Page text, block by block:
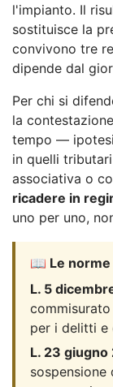
l'impianto. Il
sostituisce la
convivono tre
dipende dal
Per chi si
la
tempo —
in quelli
associativa o
ricadere in
uno per uno,
📖 Le
L. 5
per i delitti e
L. 23 giugno